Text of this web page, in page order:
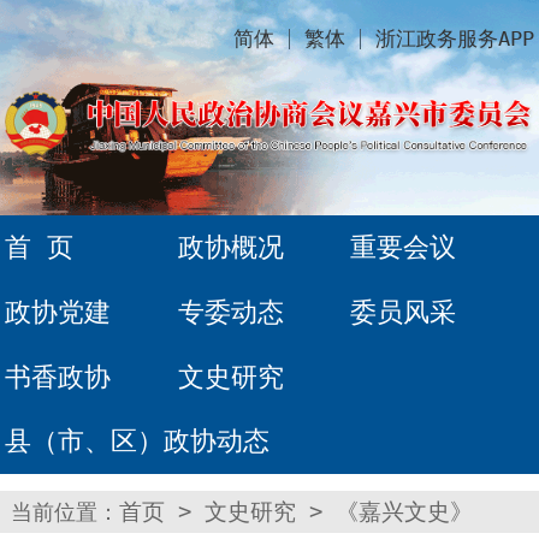
简体 繁体 浙江政务服务APP
首 页 政协概况 重要会议
政协党建 专委动态 委员风采
书香政协 文史研究
县（市、区）政协动态
当前位置： 首页 > 文史研究 > 《嘉兴文史》